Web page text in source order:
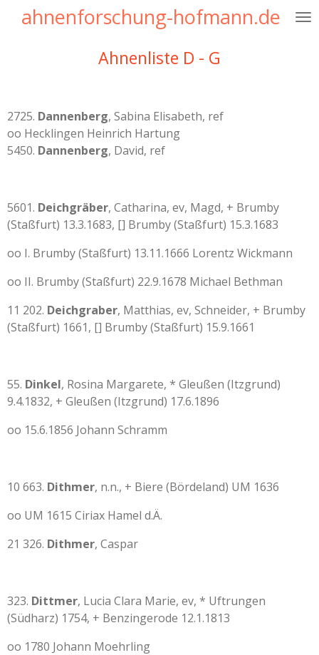
Zumahnenforschung-hofmann.de
Ahnenliste D - G
2725. Dannenberg, Sabina Elisabeth, ref
oo Hecklingen Heinrich Hartung
5450. Dannenberg, David, ref
5601. Deichgräber, Catharina, ev, Magd, + Brumby
(Staßfurt) 13.3.1683, [] Brumby (Staßfurt) 15.3.1683
oo I. Brumby (Staßfurt) 13.11.1666 Lorentz Wickmann
oo II. Brumby (Staßfurt) 22.9.1678 Michael Bethman
11 202. Deichgraber, Matthias, ev, Schneider, + Brumby
(Staßfurt) 1661, [] Brumby (Staßfurt) 15.9.1661
55. Dinkel, Rosina Margarete, * Gleußen (Itzgrund)
9.4.1832, + Gleußen (Itzgrund) 17.6.1896
oo 15.6.1856 Johann Schramm
10 663. Dithmer, n.n., + Biere (Bördeland) UM 1636
oo UM 1615 Ciriax Hamel d.Ä.
21 326. Dithmer, Caspar
323. Dittmer, Lucia Clara Marie, ev, * Uftrungen
(Südharz) 1754, + Benzingerode 12.1.1813
oo 1780 Johann Moehrling